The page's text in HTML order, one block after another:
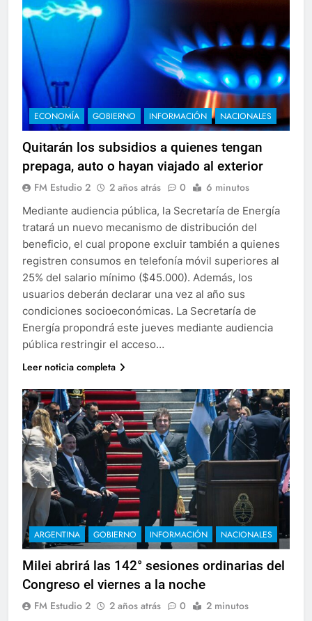
ECONOMÍA GOBIERNO INFORMACIÓN NACIONALES
Quitarán los subsidios a quienes tengan
prepaga, auto o hayan viajado al exterior
FM Estudio 2 2 años atrás 0 6 minutos
Mediante audiencia pública, la Secretaría de Energía
tratará un nuevo mecanismo de distribución del
beneficio, el cual propone excluir también a quienes
registren consumos en telefonía móvil superiores al
25% del salario mínimo ($45.000). Además, los
usuarios deberán declarar una vez al año sus
condiciones socioeconómicas. La Secretaría de
Energía propondrá este jueves mediante audiencia
pública restringir el acceso…
Leer noticia completa
ARGENTINA GOBIERNO INFORMACIÓN NACIONALES
Milei abrirá las 142° sesiones ordinarias del
Congreso el viernes a la noche
FM Estudio 2 2 años atrás 0 2 minutos